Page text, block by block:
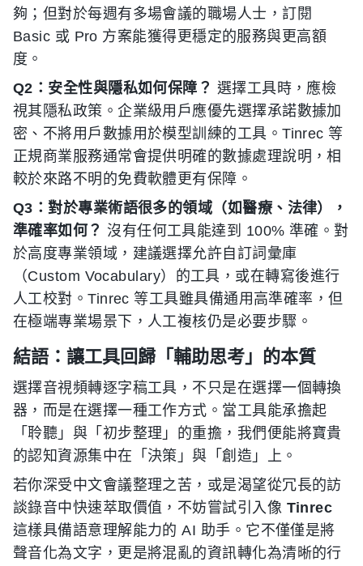
夠；但對於每週有多場會議的職場人士，訂閱
Basic 或 Pro 方案能獲得更穩定的服務與更高額
度。
Q2：安全性與隱私如何保障？ 選擇工具時，應檢
視其隱私政策。企業級用戶應優先選擇承諾數據加
密、不將用戶數據用於模型訓練的工具。Tinrec 等
正規商業服務通常會提供明確的數據處理說明，相
較於來路不明的免費軟體更有保障。
Q3：對於專業術語很多的領域（如醫療、法律），
準確率如何？ 沒有任何工具能達到 100% 準確。對
於高度專業領域，建議選擇允許自訂詞彙庫
（Custom Vocabulary）的工具，或在轉寫後進行
人工校對。Tinrec 等工具雖具備通用高準確率，但
在極端專業場景下，人工複核仍是必要步驟。
結語：讓工具回歸「輔助思考」的本質
選擇音視頻轉逐字稿工具，不只是在選擇一個轉換
器，而是在選擇一種工作方式。當工具能承擔起
「聆聽」與「初步整理」的重擔，我們便能將寶貴
的認知資源集中在「決策」與「創造」上。
若你深受中文會議整理之苦，或是渴望從冗長的訪
談錄音中快速萃取價值，不妨嘗試引入像 Tinrec
這樣具備語意理解能力的 AI 助手。它不僅僅是將
聲音化為文字，更是將混亂的資訊轉化為清晰的行